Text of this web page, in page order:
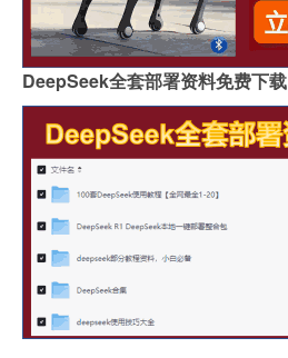
DeepSeek全套部署资料免费下载